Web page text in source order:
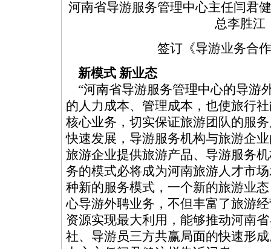
河南省导游服务管理中心主任闫君
总李胜江
签订《导游业务合
新模式 新业态
“河南省导游服务管理中心的导游
的人力成本、管理成本，也使旅行
核心业务，切实保证旅游团队的服
快速发展，导游服务机构与旅游企
旅游企业提供旅游产品、导游服务
务的模式必将成为河南旅游人才市
种新的服务模式，一个新的旅游业
心导游外聘业务，不但丰富了旅游
资源实现最大利用，能够推动河南
社、导游员三方共赢局面的快速形